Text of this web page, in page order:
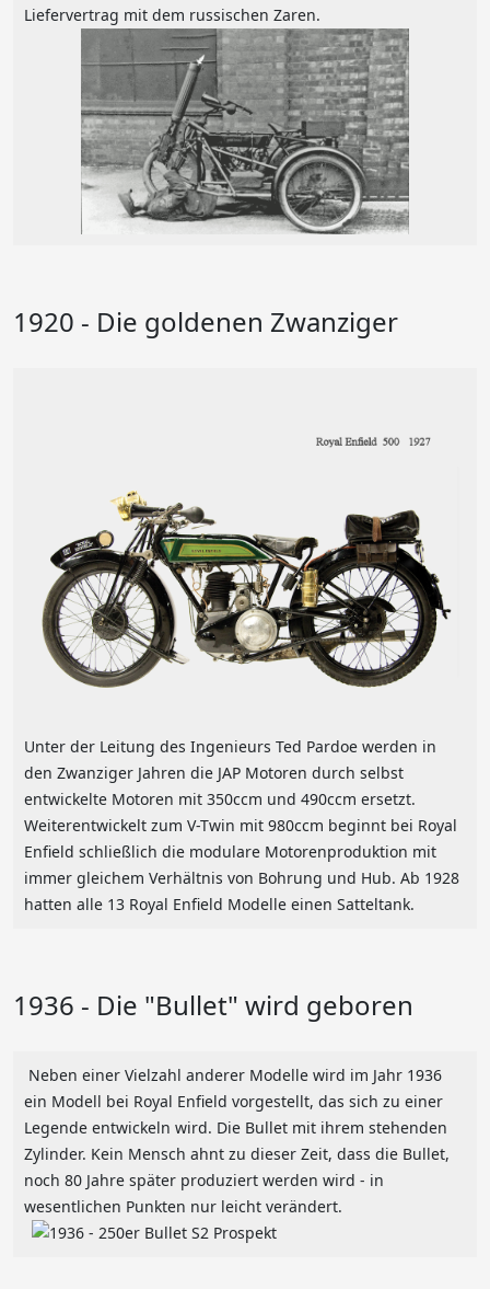
Liefervertrag mit dem russischen Zaren.
1920 - Die goldenen Zwanziger
Unter der Leitung des Ingenieurs Ted Pardoe werden in
den Zwanziger Jahren die JAP Motoren durch selbst
entwickelte Motoren mit 350ccm und 490ccm ersetzt.
Weiterentwickelt zum V-Twin mit 980ccm beginnt bei Royal
Enfield schließlich die modulare Motorenproduktion mit
immer gleichem Verhältnis von Bohrung und Hub. Ab 1928
hatten alle 13 Royal Enfield Modelle einen Satteltank.
1936 - Die "Bullet" wird geboren
Neben einer Vielzahl anderer Modelle wird im Jahr 1936
ein Modell bei Royal Enfield vorgestellt, das sich zu einer
Legende entwickeln wird. Die Bullet mit ihrem stehenden
Zylinder. Kein Mensch ahnt zu dieser Zeit, dass die Bullet,
noch 80 Jahre später produziert werden wird - in
wesentlichen Punkten nur leicht verändert.